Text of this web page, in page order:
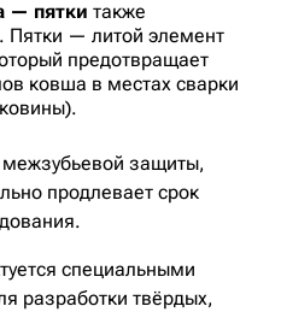
— пятки также
Пятки — литой элемент
предотвращает
ковша в местах сварки
защиты,
продлевает срок
специальными
разработки твёрдых,